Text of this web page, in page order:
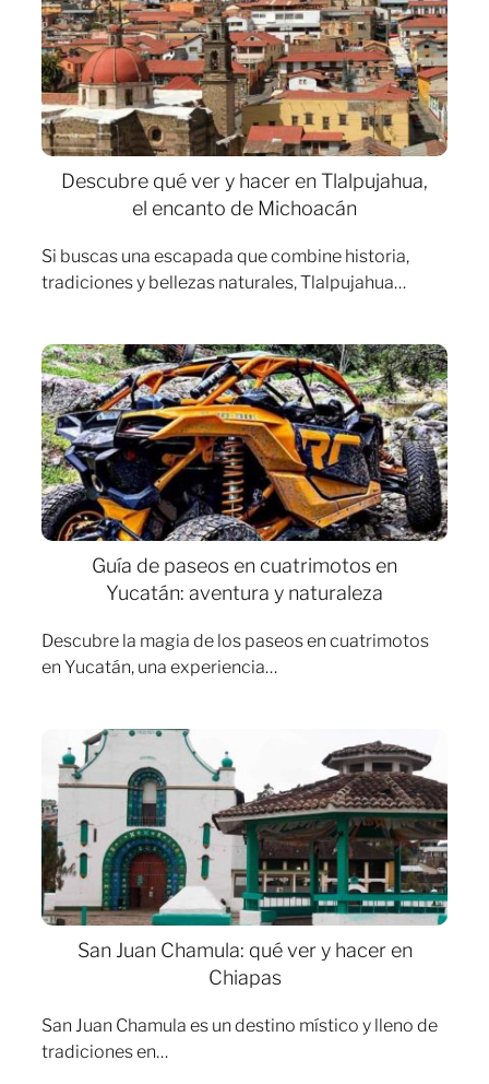
Descubre qué ver y hacer en Tlalpujahua,
el encanto de Michoacán
Si buscas una escapada que combine historia,
tradiciones y bellezas naturales, Tlalpujahua…
Guía de paseos en cuatrimotos en
Yucatán: aventura y naturaleza
Descubre la magia de los paseos en cuatrimotos
en Yucatán, una experiencia…
San Juan Chamula: qué ver y hacer en
Chiapas
San Juan Chamula es un destino místico y lleno de
tradiciones en…